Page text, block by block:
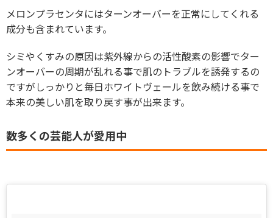
メロンプラセンタにはターンオーバーを正常にしてくれる
成分も含まれています。
シミやくすみの原因は紫外線からの活性酸素の影響でター
ンオーバーの周期が乱れる事で肌のトラブルを誘発するの
ですがしっかりと毎日ホワイトヴェールを飲み続ける事で
本来の美しい肌を取り戻す事が出来ます。
数多くの芸能人が愛用中